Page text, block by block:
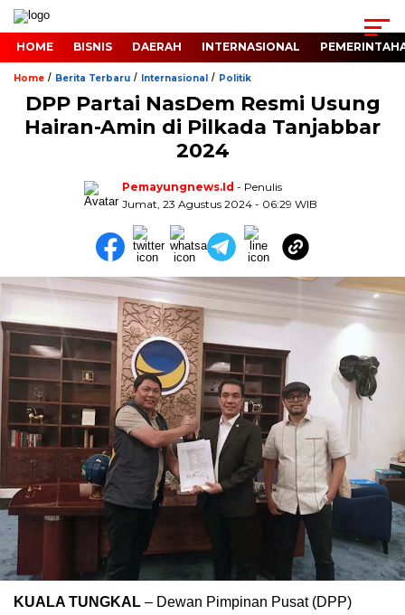
HOME BISNIS DAERAH INTERNASIONAL
Home / Berita Terbaru / Internasional / Politik
DPP Partai NasDem Resmi Usung
Hairan-Amin di Pilkada Tanjabbar
2024
Pemayungnews.id - Penulis
Jumat, 23 Agustus 2024 - 06:29 WIB
KUALA TUNGKAL – Dewan Pimpinan Pusat (DPP)